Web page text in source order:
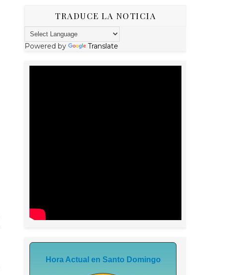
TRADUCE LA NOTICIA
Powered by Translate
Hora Actual en Santo Domingo